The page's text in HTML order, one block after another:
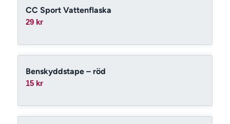
CC Sport Vattenflaska
29 kr
Benskyddstape – röd
15 kr